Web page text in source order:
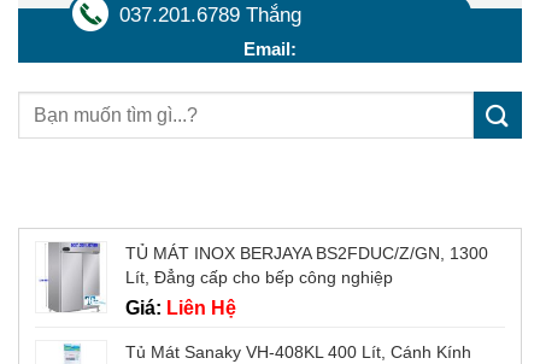
037.201.6789 Thắng
Email:
TỦ MÁT INOX BERJAYA BS2FDUC/Z/GN, 1300
Lít, Đẳng cấp cho bếp công nghiệp
Giá: Liên Hệ
Tủ Mát Sanaky VH-408KL 400 Lít, Cánh Kính